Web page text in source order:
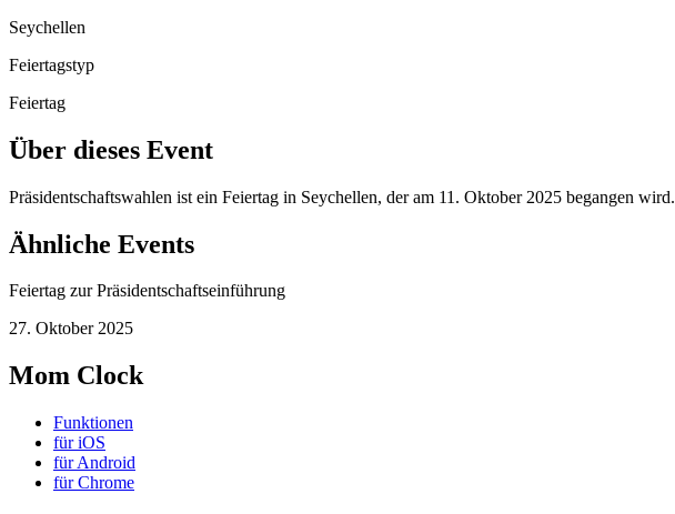
Seychellen
Feiertagstyp
Feiertag
Über dieses Event
Präsidentschaftswahlen ist ein Feiertag in Seychellen, der am 11. Oktober 2025 begangen wird.
Ähnliche Events
Feiertag zur Präsidentschaftseinführung
27. Oktober 2025
Mom Clock
Funktionen
für iOS
für Android
für Chrome